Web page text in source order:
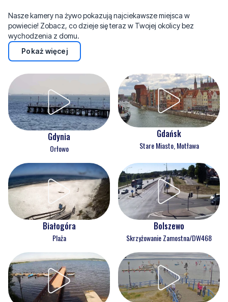
Nasze kamery na żywo pokazują najciekawsze miejsca w
powiecie! Zobacz, co dzieje się teraz w Twojej okolicy bez
wychodzenia z domu.
Pokaż więcej
Gdynia
Orłowo
Gdańsk
Stare Miasto, Motława
Białogóra
Plaża
Bolszewo
Skrzyżowanie Zamostna/DW468